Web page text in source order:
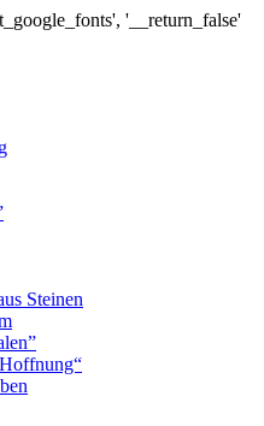
'__return_false'
Steinen